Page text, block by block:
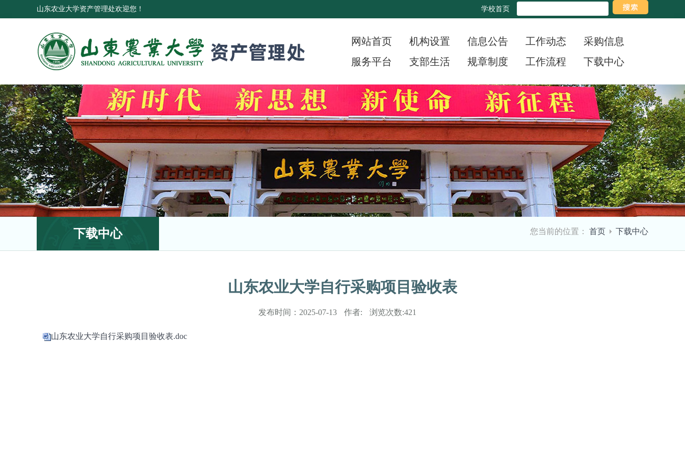
山东农业大学资产管理处欢迎您！ 学校首页
网站首页 机构设置 信息公告 工作动态
采购信息
服务平台
支部生活 规章制度 工作流程 下载中心
下载中心 您当前的位置： 首页 下载中心
山东农业大学自行采购项目验收表
发布时间： 2025-07-13 作者: 浏览次数:421
山东农业大学自行采购项目验收表.doc